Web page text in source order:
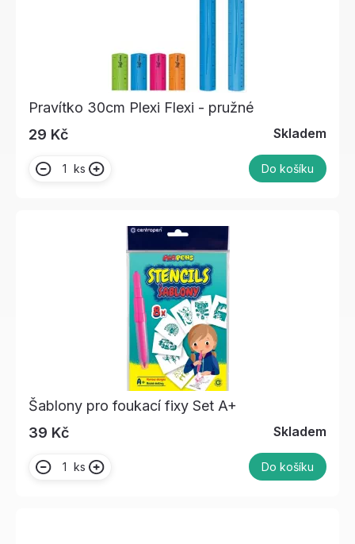
Pravítko 30cm Plexi Flexi - pružné
29 Kč
Skladem
ks Do košíku
Šablony pro foukací fixy Set A+
39 Kč
Skladem
ks Do košíku